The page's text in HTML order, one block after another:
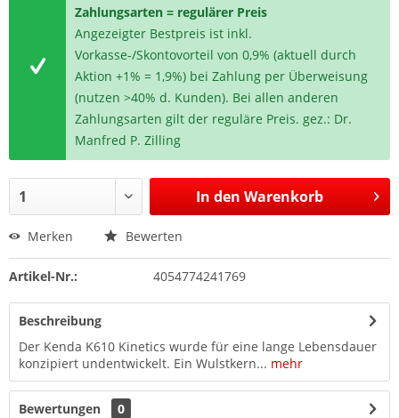
Zahlungsarten = regulärer Preis
Angezeigter Bestpreis ist inkl.
Vorkasse-/Skontovorteil von 0,9% (aktuell durch
Aktion +1% = 1,9%) bei Zahlung per Überweisung
(nutzen >40% d. Kunden). Bei allen anderen
Zahlungsarten gilt der reguläre Preis. gez.: Dr.
Manfred P. Zilling
In den Warenkorb
Merken Bewerten
Artikel-Nr.: 4054774241769
Beschreibung
Der Kenda K610 Kinetics wurde für eine lange Lebensdauer
konzipiert undentwickelt. Ein Wulstkern... mehr
Bewertungen
0